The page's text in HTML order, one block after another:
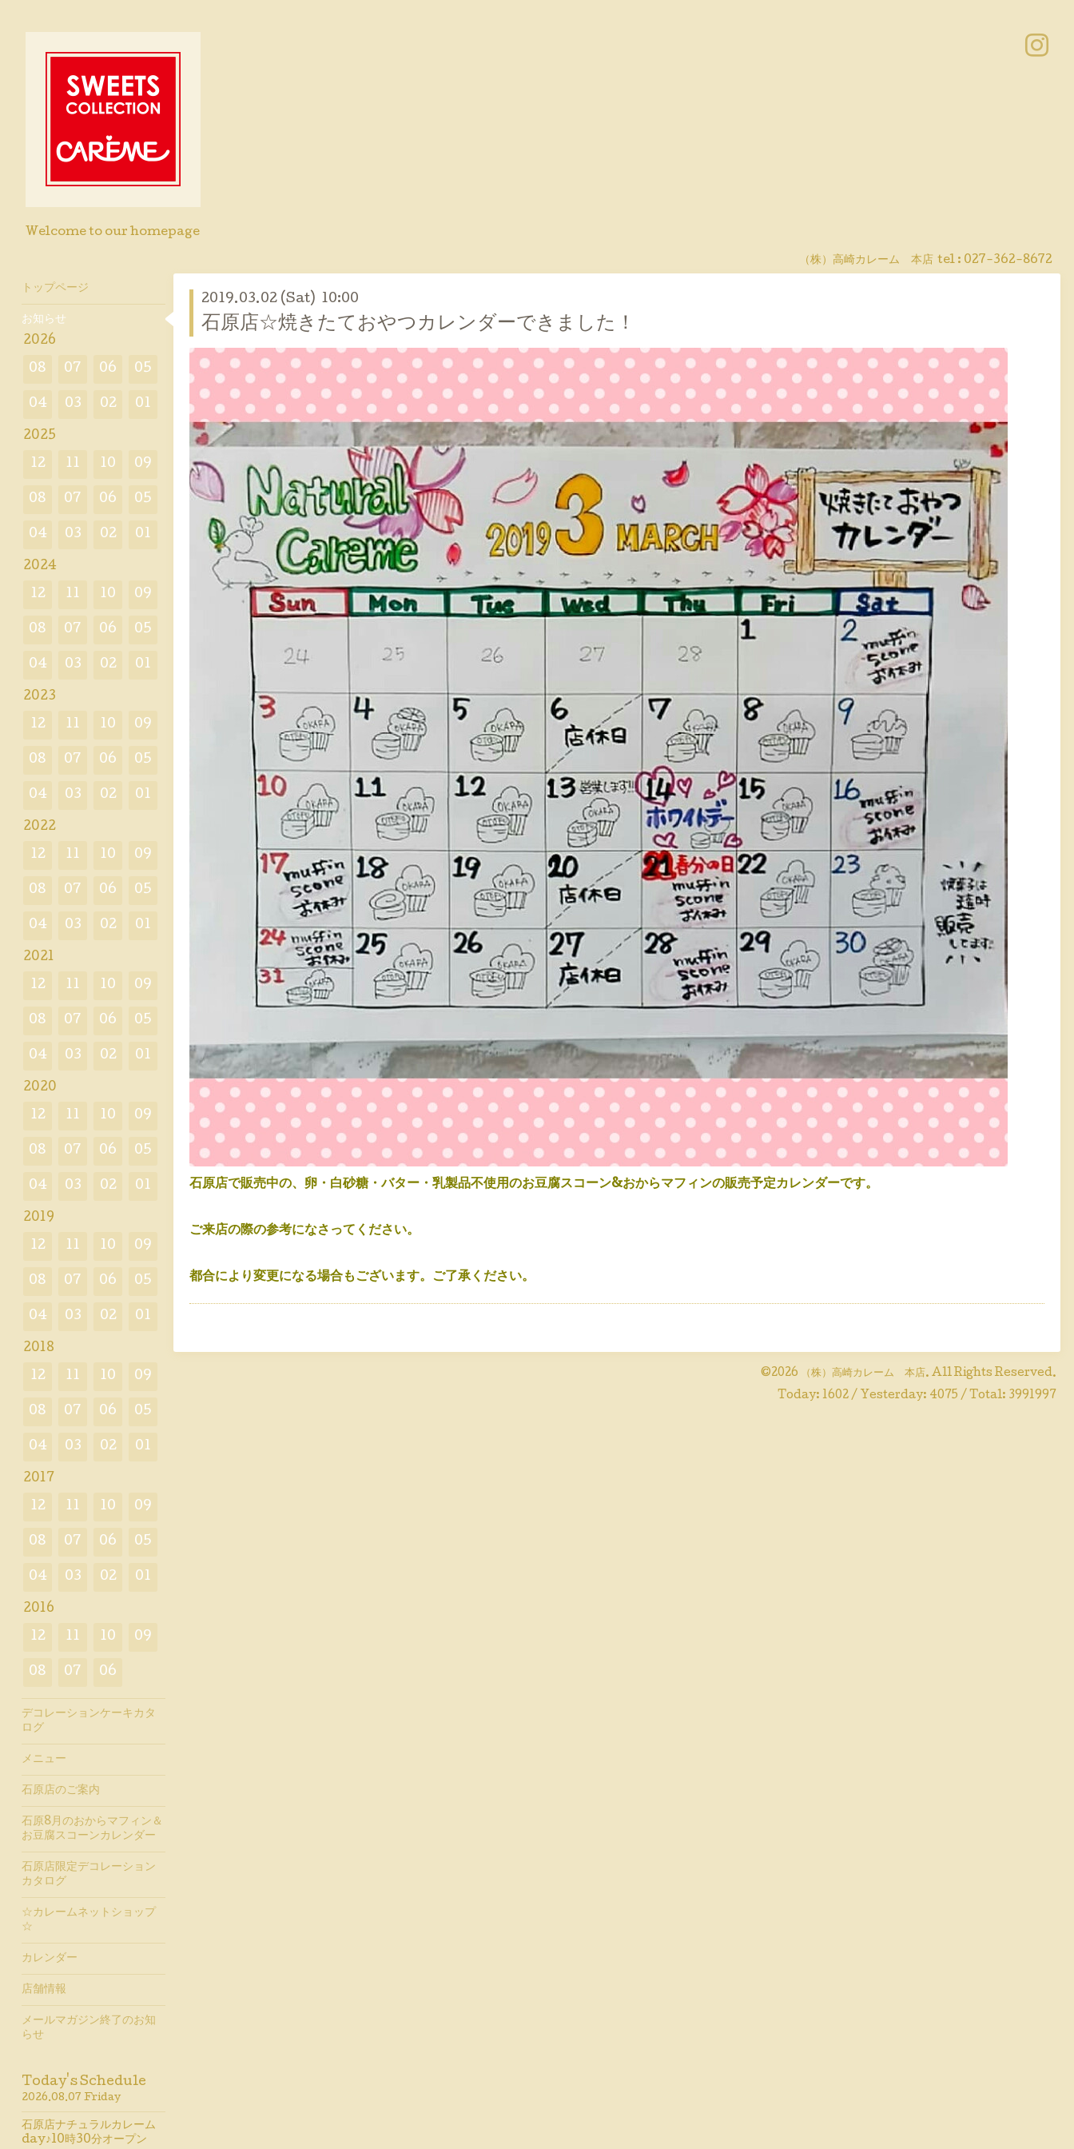
Welcome to our homepage
（株）高崎カレーム 本店 tel : 027-362-8672
2019.03.02 (Sat) 10:00
石原店☆焼きたておやつカレンダーできました！
石原店で販売中の、卵・白砂糖・バター・乳製品不使用のお豆腐スコーン&おからマフィンの販売予定カレンダーです。
ご来店の際の参考になさってください。
都合により変更になる場合もございます。ご了承ください。
©2026 （株）高崎カレーム 本店. All Rights Reserved.
Today: 1602 / Yesterday: 4075 / Total: 3991997
トップページ
お知らせ
2026
08 07 06 05
04 03 02 01
2025
12 11 10 09
08 07 06 05
04 03 02 01
2024
12 11 10 09
08 07 06 05
04 03 02 01
2023
12 11 10 09
08 07 06 05
04 03 02 01
2022
12 11 10 09
08 07 06 05
04 03 02 01
2021
12 11 10 09
08 07 06 05
04 03 02 01
2020
12 11 10 09
08 07 06 05
04 03 02 01
2019
12 11 10 09
08 07 06 05
04 03 02 01
2018
12 11 10 09
08 07 06 05
04 03 02 01
2017
12 11 10 09
08 07 06 05
04 03 02 01
2016
12 11 10 09
08 07 06
デコレーションケーキカタ
ログ
メニュー
石原店のご案内
石原8月のおからマフィン＆
お豆腐スコーンカレンダー
石原店限定デコレーション
カタログ
☆カレームネットショップ
☆
カレンダー
店舗情報
メールマガジン終了のお知
らせ
Today's Schedule
2026.08.07 Friday
石原店ナチュラルカレーム
day♪10時30分オープン